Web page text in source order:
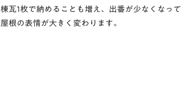
瓦1枚で納めることも増え、出番が少なくなって
根の表情が大きく変わります。